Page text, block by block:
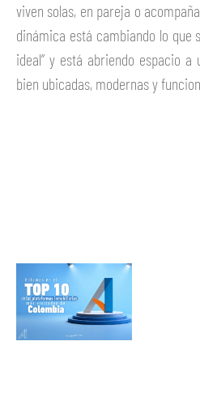
viven solas, en pareja o
dinámica está cambiando lo que
ideal” y está abriendo espacio a
bien ubicadas, modernas y